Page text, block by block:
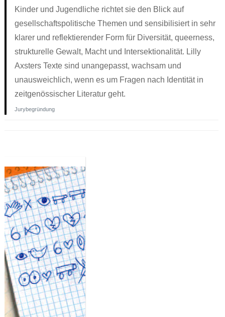
Briefkasten
Versprecher
Aufgeklärt
Stell dir vor
„Teaching gender?“
Artikel & sonstige Texte
Links
Kinder und Jugendliche richtet sie den Blick auf
gesellschaftspolitische Themen und sensibilisiert in sehr
klarer und reflektierender Form für Diversität, queerness,
strukturelle Gewalt, Macht und Intersektionalität. Lilly
Axsters Texte sind unangepasst, wachsam und
unausweichlich, wenn es um Fragen nach Identität in
zeitgenössischer Literatur geht.
Jurybegründung